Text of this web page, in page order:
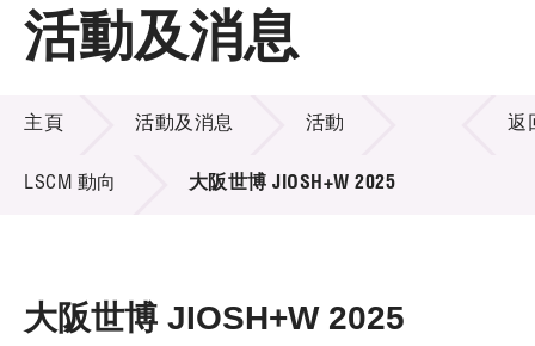
主頁
關於LSCM
技術商品化
項目及資助計劃
活動及消息
活動及消息
活動及消息
主頁 活動及消息 活動
LSCM 動向 大阪世博 JIOSH+W 2025
返
大阪世博 JIOSH+W 2025